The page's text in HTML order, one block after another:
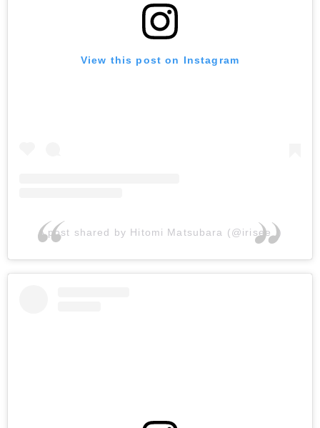
View this post on Instagram
A post shared by Hitomi Matsubara (@irisee_)